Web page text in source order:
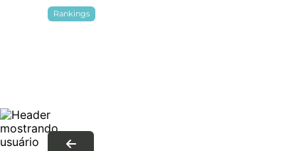
Rankings
